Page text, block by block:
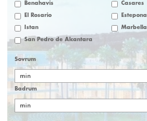
Benahavis Casares
El Rosario Estepona
Istan Marbella
San Pedro de Alcantara
Sovrum
min
Badrum
min